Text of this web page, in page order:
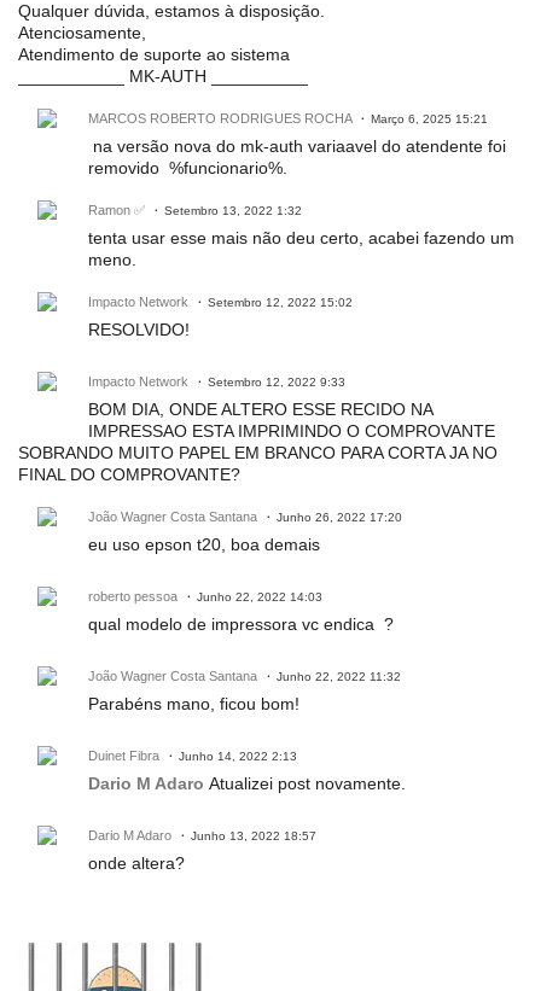
Qualquer dúvida, estamos à disposição.
Atenciosamente,
Atendimento de suporte ao sistema
___________ MK-AUTH __________
MARCOS ROBERTO RODRIGUES ROCHA Março 6, 2025 15:21
na versão nova do mk-auth variaavel do atendente foi
removido %funcionario%.
Ramon ✅ Setembro 13, 2022 1:32
tenta usar esse mais não deu certo, acabei fazendo um
meno.
Impacto Network Setembro 12, 2022 15:02
RESOLVIDO!
Impacto Network Setembro 12, 2022 9:33
BOM DIA, ONDE ALTERO ESSE RECIDO NA
IMPRESSAO ESTA IMPRIMINDO O COMPROVANTE
SOBRANDO MUITO PAPEL EM BRANCO PARA CORTA JA NO
FINAL DO COMPROVANTE?
João Wagner Costa Santana Junho 26, 2022 17:20
eu uso epson t20, boa demais
roberto pessoa Junho 22, 2022 14:03
qual modelo de impressora vc endica ?
João Wagner Costa Santana Junho 22, 2022 11:32
Parabéns mano, ficou bom!
Duinet Fibra Junho 14, 2022 2:13
Dario M Adaro Atualizei post novamente.
Dario M Adaro Junho 13, 2022 18:57
onde altera?